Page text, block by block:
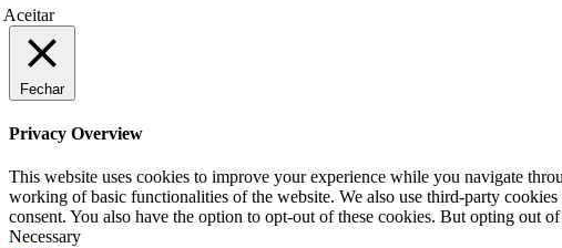
Aceitar
Fechar
Privacy Overview
This website uses cookies to improve your experience while you navigate
working of basic functionalities of the website. We also use third-party
consent. You also have the option to opt-out of these cookies. But opting out
Necessary